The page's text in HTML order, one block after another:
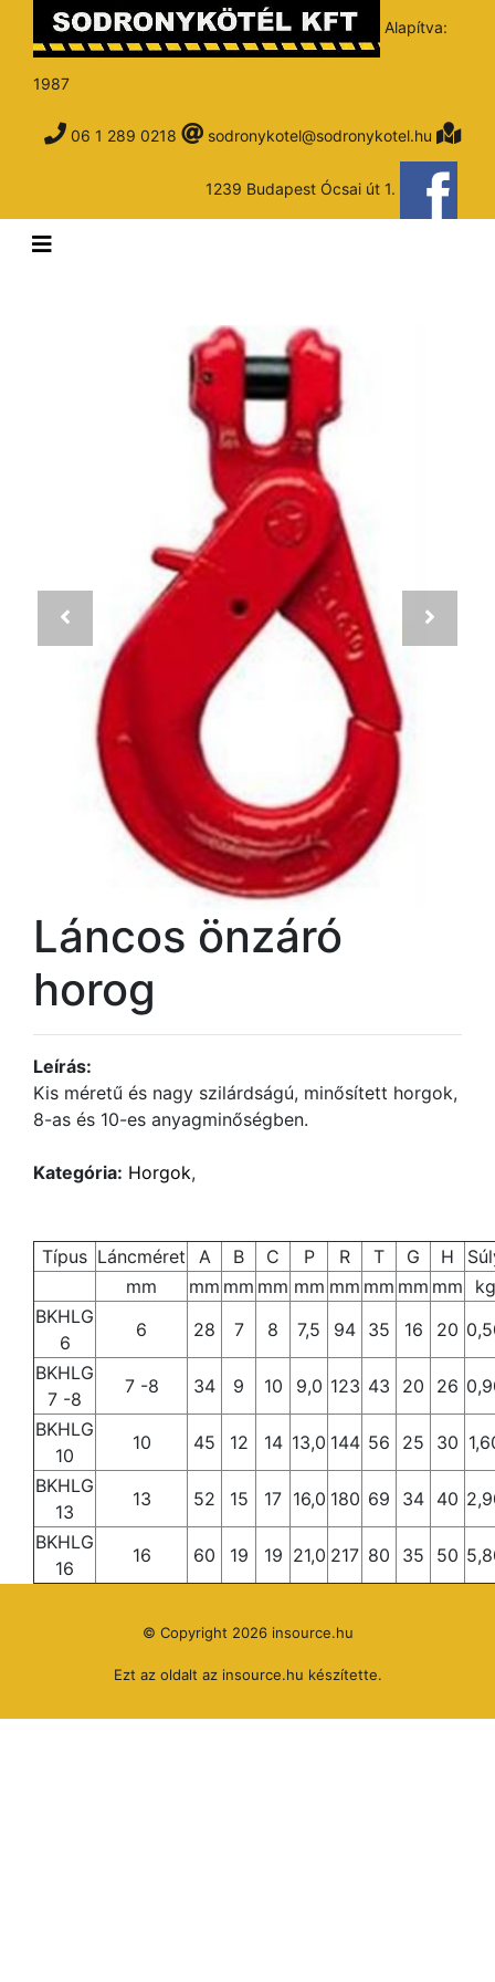
Alapítva:
1987
06 1 289 0218 sodronykotel@sodronykotel.hu
1239 Budapest Ócsai út 1.
Láncos önzáró
horog
Leírás:
Kis méretű és nagy szilárdságú, minősített horgok,
8-as és 10-es anyagminőségben.
Kategória: Horgok,
Típus Láncméret A B C P R T G H
mm
mm mm mm mm mm mm mm mm
kg
BKHLG
6
6 28 7 8 7,5 94 35 16 20
BKHLG
7 -8
7 -8 34 9 10 9,0 123 43 20 26
BKHLG
10
10 45 12 14 13,0 144 56 25 30
BKHLG
13
13 52 15 17 16,0 180 69 34 40
BKHLG
16
16 60 19 19 21,0 217 80 35 50
© Copyright 2026 insource.hu
Ezt az oldalt az insource.hu készítette.